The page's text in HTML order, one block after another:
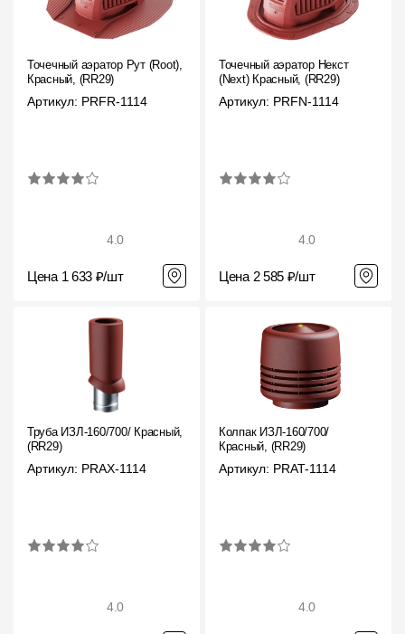
Точечный аэратор Рут (Root),
Красный, (RR29)
Артикул: PRFR-1114
4.0
Цена 1 633 ₽/шт
Точечный аэратор Некст
(Next) Красный, (RR29)
Артикул: PRFN-1114
4.0
Цена 2 585 ₽/шт
Труба ИЗЛ-160/700/ Красный,
(RR29)
Артикул: PRAX-1114
4.0
Колпак ИЗЛ-160/700/
Красный, (RR29)
Артикул: PRAT-1114
4.0